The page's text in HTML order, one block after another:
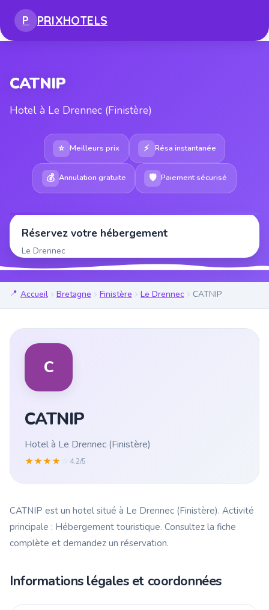
P PRIXHOTELS
CATNIP
Hotel à Le Drennec (Finistère)
⭐ Meilleurs prix ⚡ Résa instantanée
💰 Annulation gratuite 🛡 Paiement sécurisé
Réservez votre hébergement
Le Drennec
Accueil Bretagne Finistère Le Drennec CATNIP
C
CATNIP
Hotel à Le Drennec (Finistère)
★★★★ 4.2/5
CATNIP est un hotel situé à Le Drennec (Finistère). Activité
principale : Hébergement touristique. Consultez la fiche
complète et demandez un réservation.
Informations légales et coordonnées